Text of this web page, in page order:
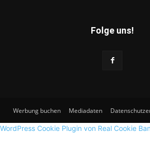
Folge uns!
Werbung buchen Mediadaten
WordPress Cookie Plugin von Real Cookie